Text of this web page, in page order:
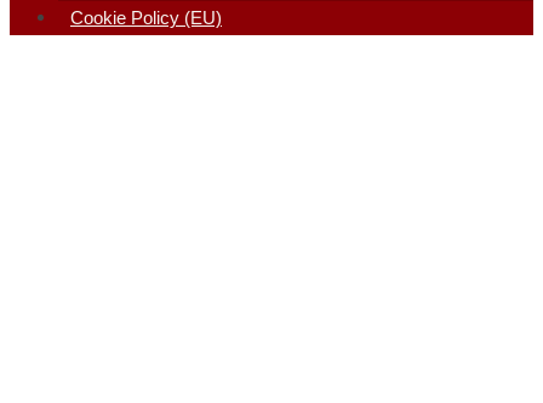
Cookie Policy (EU)